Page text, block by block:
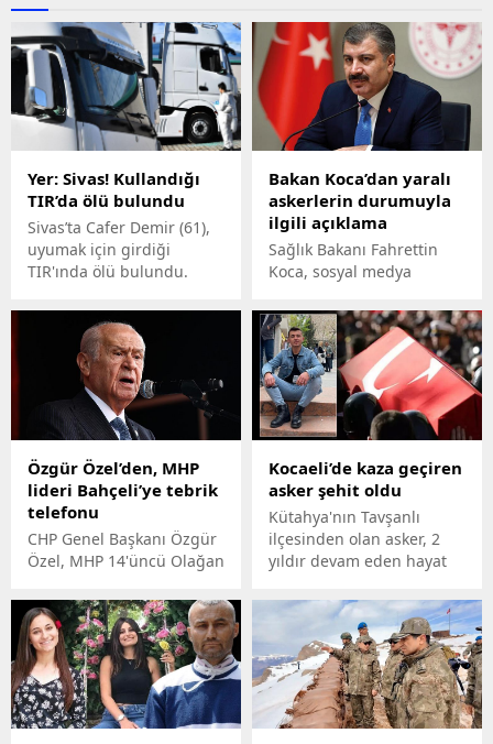
Yer: Sivas! Kullandığı
TIR’da ölü bulundu
Sivas’ta Cafer Demir (61),
uyumak için girdiği
TIR'ında ölü bulundu.
soruşturma başlattı.
Bakan Koca’dan yaralı
askerlerin durumuyla
ilgili açıklama
Sağlık Bakanı Fahrettin
Koca, sosyal medya
açıklamada Yaralanan on
beş kahraman
askerimizden uçak
ambulansla Ankara’ya
getirilip, Gülhane Eğitim
ve Araştırma
Hastanesinde tedavi altına
alınan altı kardeşimizi
ziyaret ettim. Hamdolsun,
genel sağlık durumları iyi.
ifaderi yer aldı.
Özgür Özel’den, MHP
lideri Bahçeli’ye tebrik
telefonu
CHP Genel Başkanı Özgür
Özel, MHP 14'üncü Olağan
yeniden Genel Başkan
seçilen Devlet Bahçeli'yi
telefonla arayarak tebrik
etti.
Kocaeli’de kaza geçiren
asker şehit oldu
Kütahya'nın Tavşanlı
ilçesinden olan asker, 2
yıldır devam eden hayat
şehit oldu.